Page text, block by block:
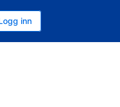
inn